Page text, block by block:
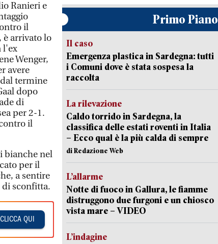
Ranieri e
il
è arrivato lo
l'ex
Wenger,
avere
termine
dopo
di
per 2-1.
il
bianche nel
per il
a sentire
di sconfitta.
CLICCA QUI
Primo Piano
Il caso
Emergenza plastica in Sardegna: tutti
i Comuni dove è stata sospesa la
raccolta
La rilevazione
Caldo torrido in Sardegna, la
classifica delle estati roventi in Italia
– Ecco qual è la più calda di sempre
di Redazione Web
L’allarme
Notte di fuoco in Gallura, le fiamme
distruggono due furgoni e un chiosco
vista mare – VIDEO
L’indagine